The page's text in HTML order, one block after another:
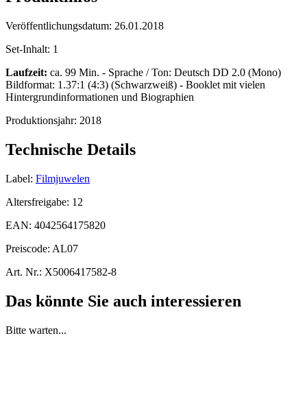
Veröffentlichungsdatum: 26.01.2018
Set-Inhalt: 1
Laufzeit: ca. 99 Min. - Sprache / Ton: Deutsch DD 2.0 (Mono)
Bildformat: 1.37:1 (4:3) (Schwarzweiß) - Booklet mit vielen
Hintergrundinformationen und Biographien
Produktionsjahr: 2018
Technische Details
Label: Filmjuwelen
Altersfreigabe: 12
EAN: 4042564175820
Preiscode: AL07
Art. Nr.: X5006417582-8
Das könnte Sie auch interessieren
Bitte warten...